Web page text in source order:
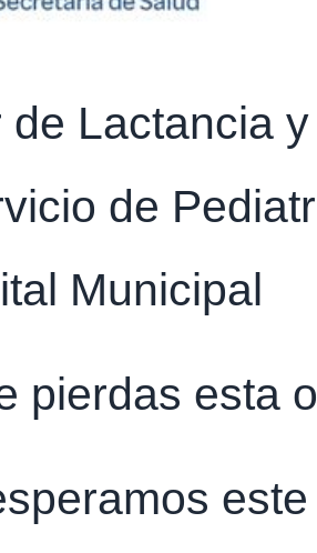
de Lactancia
de
Municipal
pierdas esta